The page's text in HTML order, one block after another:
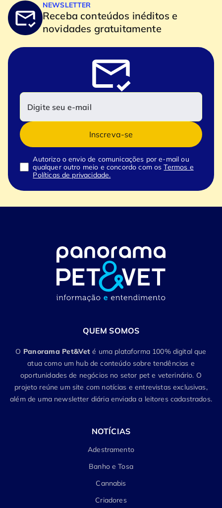
NEWSLETTER
Receba conteúdos inéditos e
novidades gratuitamente
Inscreva-se
Autorizo o envio de comunicações por e-mail ou
qualquer outro meio e concordo com osTermos e
Políticas de privacidade.
QUEM SOMOS
O Panorama Pet&Vet é uma plataforma 100% digital que
atua como um hub de conteúdo sobre tendências e
oportunidades de negócios no setor pet e veterinário. O
projeto reúne um site com notícias e entrevistas exclusivas,
além de uma newsletter diária enviada a leitores cadastrados.
NOTÍCIAS
Adestramento
Banho e Tosa
Cannabis
Criadores